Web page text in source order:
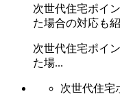
次世代住宅ポイ
た場合の対応も紹
次世代住宅ポイ
た場...
次世代住宅